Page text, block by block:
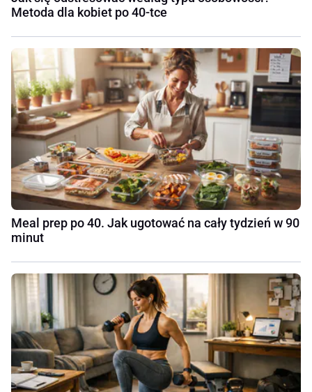
Metoda dla kobiet po 40-tce
Meal prep po 40. Jak ugotować na cały tydzień w 90
minut